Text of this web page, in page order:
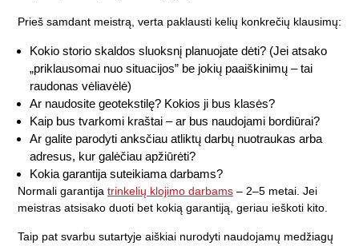
Prieš samdant meistrą, verta paklausti kelių konkrečių klausimų:
Kokio storio skaldos sluoksnį planuojate dėti? (Jei atsako
„priklausomai nuo situacijos” be jokių paaiškinimų – tai
raudonas vėliavėlė)
Ar naudosite geotekstilę? Kokios ji bus klasės?
Kaip bus tvarkomi kraštai – ar bus naudojami bordiūrai?
Ar galite parodyti anksčiau atliktų darbų nuotraukas arba
adresus, kur galėčiau apžiūrėti?
Kokia garantija suteikiama darbams?
Normali garantija trinkelių klojimo darbams – 2–5 metai. Jei
meistras atsisako duoti bet kokią garantiją, geriau ieškoti kito.
Taip pat svarbu sutartyje aiškiai nurodyti naudojamų medžiagų